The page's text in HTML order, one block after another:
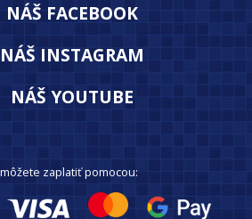
NÁŠ FACEBOOK
NÁŠ INSTAGRAM
NÁŠ YOUTUBE
zaplatiť pomocou: